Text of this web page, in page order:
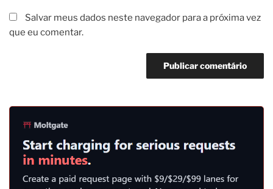
Salvar meus dados neste navegador para a próxima vez
que eu comentar.